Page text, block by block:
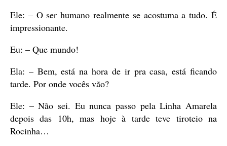
Ele: – O ser humano realmente se acostuma a tudo. É
impressionante.
Eu: – Que mundo!
Ela: – Bem, está na hora de ir pra casa, está ficando
tarde. Por onde vocês vão?
Ele: – Não sei. Eu nunca passo pela Linha Amarela
depois das 10h, mas hoje à tarde teve tiroteio na
Rocinha…